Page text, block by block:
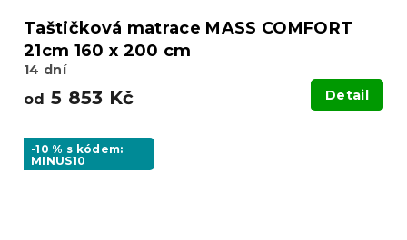
Taštičková matrace MASS COMFORT
21cm 160 x 200 cm
14 dní
od 5 853 Kč Detail
-10 % s kódem:
MINUS10